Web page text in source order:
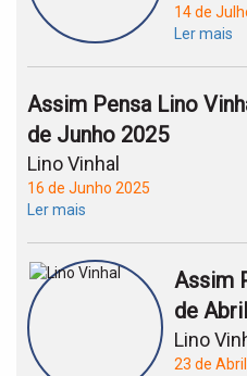
14 de
Ler mais
Assim Pensa Lino
de Junho 2025
Lino Vinhal
16 de Junho 2025
Ler mais
Assim
de
Lino
23 de